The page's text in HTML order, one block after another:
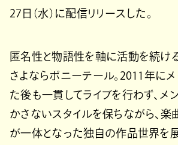
27日（水）に配信リリースした。
匿名性と物語性を軸に活動を続ける
さよならポニーテール。2011年に
た後も一貫してライブを行わず、メ
かさないスタイルを保ちながら、楽
が一体となった独自の作品世界を展